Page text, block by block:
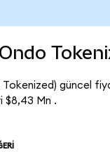
güncel
$8,43 Mn .